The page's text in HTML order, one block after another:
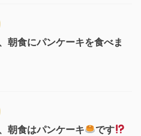
朝食にパンケーキを食べま
朝食はパンケーキ です